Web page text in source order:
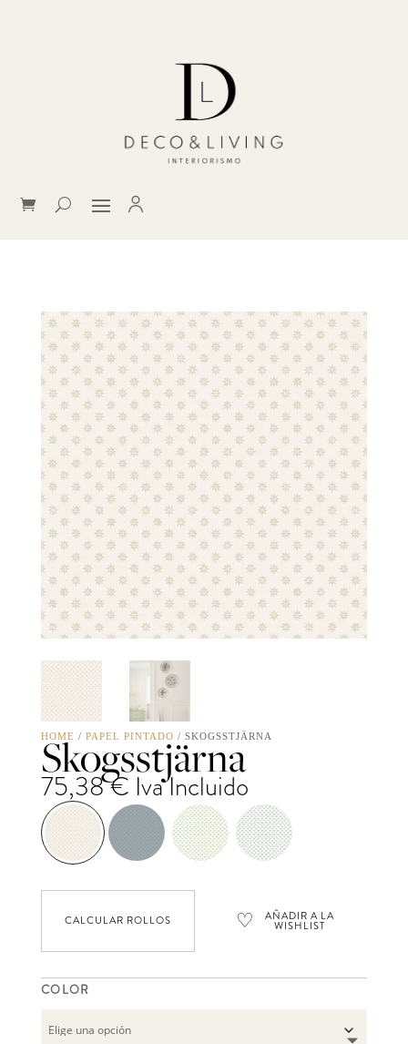
HOME / PAPEL PINTADO / SKOGSSTJÄRNA
Skogsstjärna
75,38€ Iva Incluido
CALCULAR ROLLOS ♡ AÑADIR A LA
WISHLIST
COLOR